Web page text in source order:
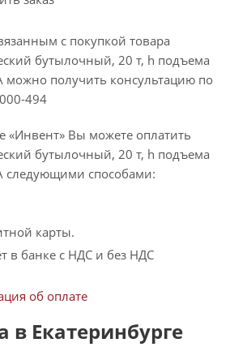
с покупкой товара
бутылочный, 20 т, h подъема
можно получить консультацию по
494
«Инвент» Вы можете оплатить
бутылочный, 20 т, h подъема
следующими способами:
карты.
в банке с НДС и без НДС
об оплате
в Екатеринбурге